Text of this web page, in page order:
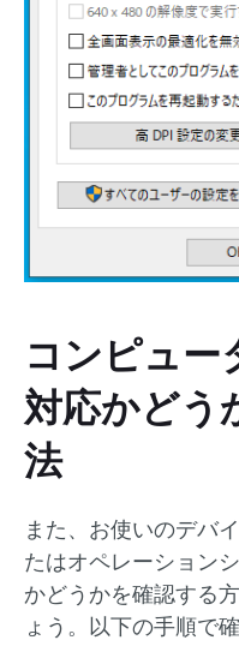
コンピュー
対応かどう
法
また、お使いのデバ
たはオペレーション
かどうかを確認する
ょう。以下の手順で